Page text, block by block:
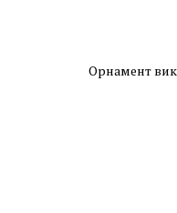
Орнамент